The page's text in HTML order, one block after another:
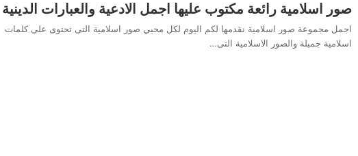
صور اسلامية رائعة مكتوب عليها اجمل الادعية والعبارات الدينية
اجمل مجموعة صور اسلامية نقدمها لكم اليوم لكل محبي صور اسلامية التى تحتوى على كلمات
اسلامية جميلة والصور الاسلامية التى…